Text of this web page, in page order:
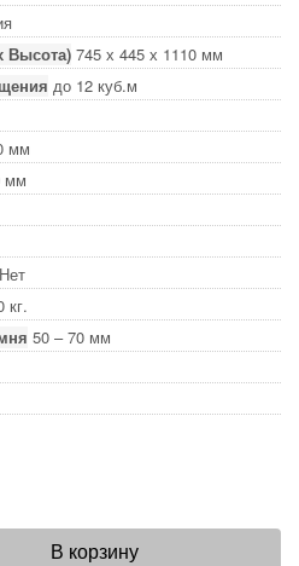
Высота) 745 х 445 х 1110 мм
до 12 куб.м
мм
мм
Нет
кг.
50 – 70 мм
В корзину